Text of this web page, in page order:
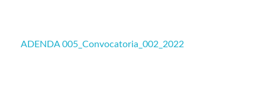
ADENDA 005_Convocatoria_002_2022